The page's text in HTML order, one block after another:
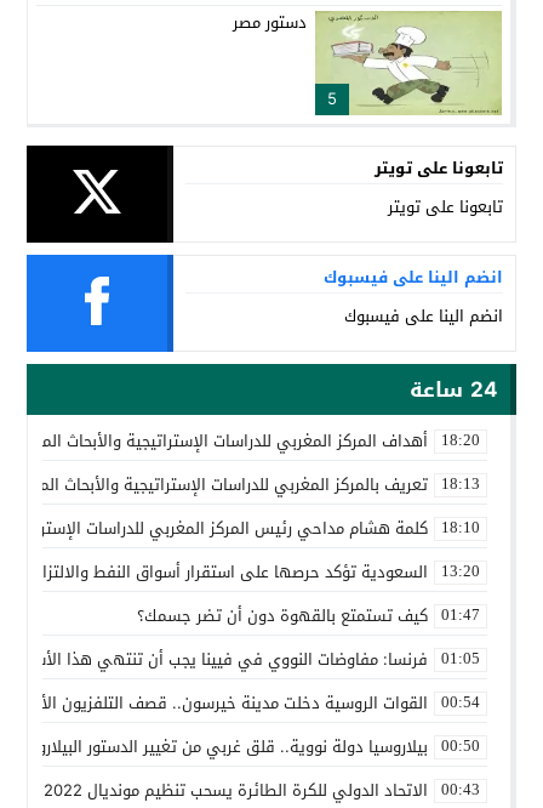
5
دستور مصر
تابعونا على تويتر
تابعونا على تويتر
انضم الينا على فيسبوك
انضم الينا على فيسبوك
24 ساعة
18:20 أهداف المركز المغربي للدراسات الإستراتيجية والأبحاث المتقدمة
18:13 تعريف بالمركز المغربي للدراسات الإستراتيجية والأبحاث
18:10 كلمة هشام مداحي رئيس المركز المغربي للدراسات
13:20 السعودية تؤكد حرصها على استقرار أسواق النفط والالتزام
01:47 كيف تستمتع بالقهوة دون أن تضر جسمك؟
01:05 فرنسا: مفاوضات النووي في فيينا يجب أن تنتهي هذا الأسبوع
00:54 القوات الروسية دخلت مدينة خيرسون.. قصف التلفزيون
00:50 بيلاروسيا دولة نووية.. قلق غربي من تغيير الدستور
00:43 الاتحاد الدولي للكرة الطائرة يسحب تنظيم مونديال 2022 من روسيا